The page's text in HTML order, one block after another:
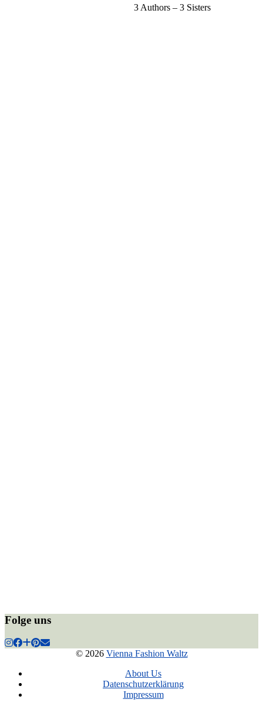
3 Authors – 3 Sisters
Folge uns
© 2026 Vienna Fashion Waltz
About Us
Datenschutzerklärung
Impressum